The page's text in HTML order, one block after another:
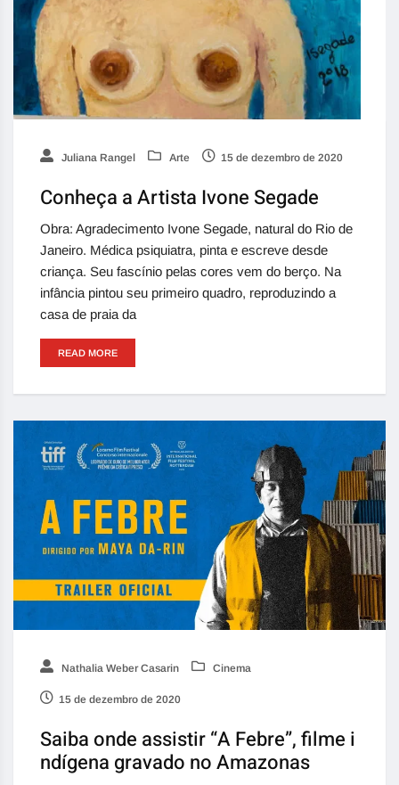
Juliana Rangel Arte 15 de dezembro de 2020
Conheça a Artista Ivone Segade
Obra: Agradecimento Ivone Segade, natural do Rio de
Janeiro. Médica psiquiatra, pinta e escreve desde
criança. Seu fascínio pelas cores vem do berço. Na
infância pintou seu primeiro quadro, reproduzindo a
casa de praia da
READ MORE
Nathalia Weber Casarin Cinema
15 de dezembro de 2020
Saiba onde assistir “A Febre”, filme i
ndígena gravado no Amazonas